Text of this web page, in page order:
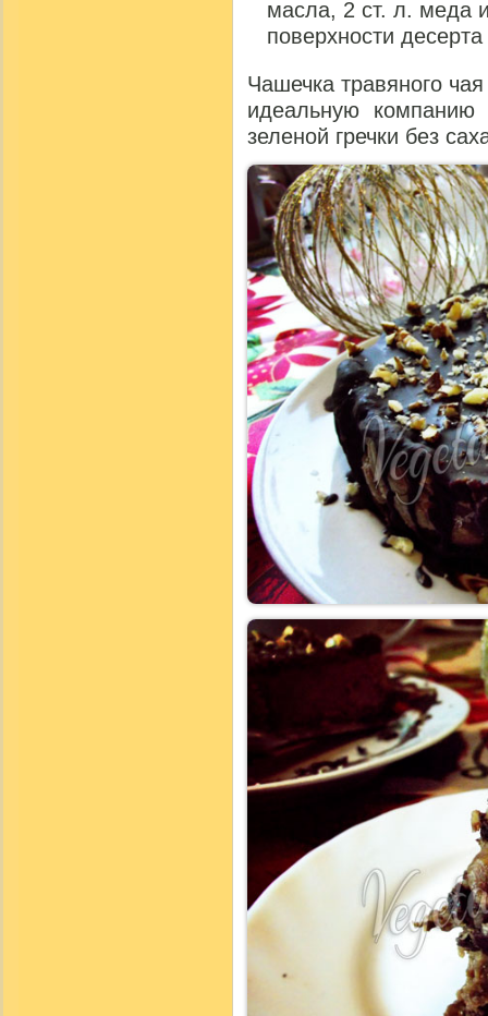
масла, 2 ст. л. меда
поверхности
Чашечка травяного
идеальную компанию
зеленой гречки без